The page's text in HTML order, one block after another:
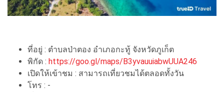
ที่อยู่ : ตำบลป่าตอง อำเภอกะทู้ จังหวัดภูเก็ต
พิกัด : https://goo.gl/maps/B3yvauuiabwUUA246
เปิดให้เข้าชม : สามารถเที่ยวชมได้ตลอดทั้งวัน
โทร : -